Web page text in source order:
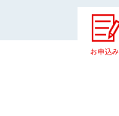
お申込み